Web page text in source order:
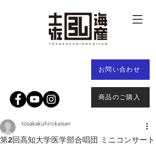
お問い合わせ
商品のご購入
第2回高知大学医学部合唱団 ミニコンサート
tosakakuhirokaisan